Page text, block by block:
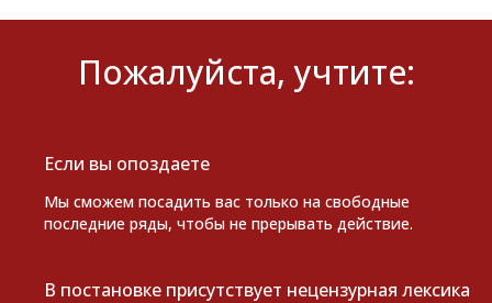
Пожалуйста, учтите:
Если вы опоздаете
Мы сможем посадить вас только на свободные
последние ряды, чтобы не прерывать действие.
В постановке присутствует нецензурная лексика